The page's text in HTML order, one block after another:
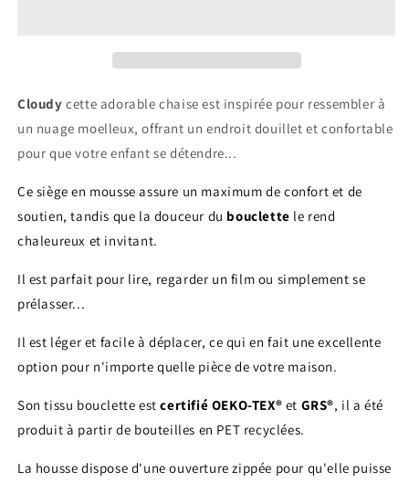
Cloudycette adorable chaise est inspirée pour ressembler à
un nuage moelleux, offrant un endroit douillet et confortable
pour que votre enfant se détendre...
Ce siège en mousse assure un maximum de confort et de
soutien, tandis que la douceur du bouclette le rend
chaleureux et invitant.
Il est parfait pour lire, regarder un film ou simplement se
prélasser...
Il est léger et facile à déplacer, ce qui en fait une excellente
option pour n'importe quelle pièce de votre maison.
Son tissu bouclette est certifié OEKO-TEX® et GRS®, il a été
produit à partir de bouteilles en PET recyclées.
La housse dispose d'une ouverture zippée pour qu'elle puisse